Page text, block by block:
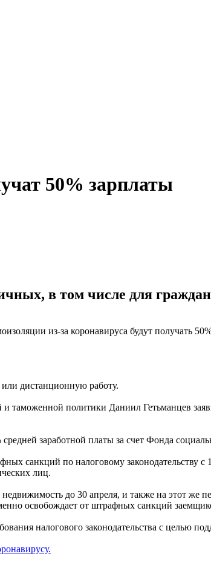
50% зарплаты
в том числе для
из-за коронавируса будут получать
дистанционную работу.
таможенной политики Даниил Гетьманцев
заработной платы за счет Фонда
санкций по налоговому законодательству
лиц.
до 30 апреля, и также на этот
освобождает от штрафных санкций
налогового законодательства с целью